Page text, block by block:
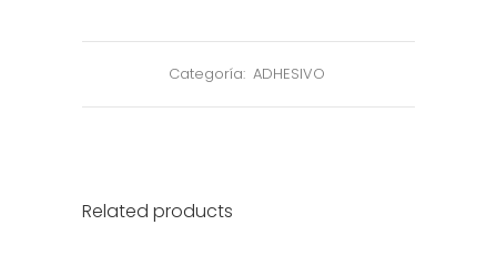
Categoría: ADHESIVO
Related products